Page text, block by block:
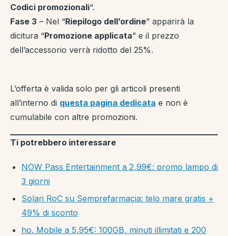
Codici promozionali“.
Fase 3 – Nel “Riepilogo dell’ordine” apparirà la
dicitura “Promozione applicata” e il prezzo
dell’accessorio verrà ridotto del 25%.
L’offerta è valida solo per gli articoli presenti
all’interno di questa pagina dedicata e non è
cumulabile con altre promozioni.
Ti potrebbero interessare
NOW Pass Entertainment a 2,99€: promo lampo di
3 giorni
Solari RoC su Semprefarmacia: telo mare gratis +
49% di sconto
ho. Mobile a 5,95€: 100GB, minuti illimitati e 200